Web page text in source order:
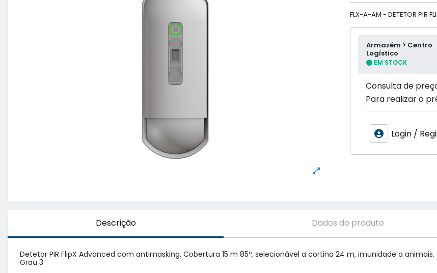
FLX-A-AM - DETETOR PIR
Armazém > Centro
Logístico
EM STOCK
Consulta de
Para realizar o
Login /
Descrição Dados do produto
Detetor PIR FlipX Advanced com antimasking. Cobertura 15 m 85º, selecionável a cortina 24 m, imunidade a animais.
Grau 3